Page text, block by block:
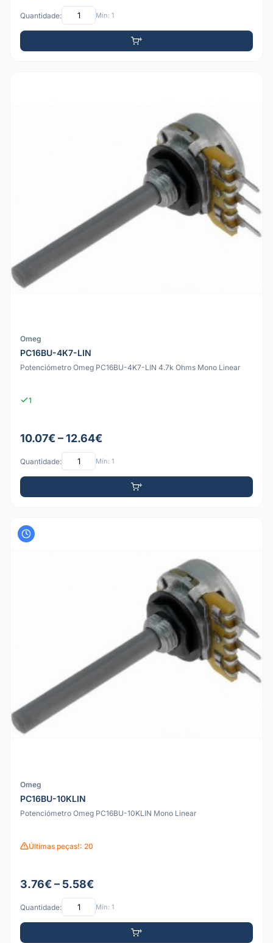
Quantidade: Mín: 1
Omeg
PC16BU-4K7-LIN
Potenciómetro Omeg PC16BU-4K7-LIN 4.7k Ohms Mono Linear
1
10.07€ – 12.64€
Quantidade: Mín: 1
Omeg
PC16BU-10KLIN
Potenciómetro Omeg PC16BU-10KLIN Mono Linear
Últimas peças!: 20
3.76€ – 5.58€
Quantidade: Mín: 1